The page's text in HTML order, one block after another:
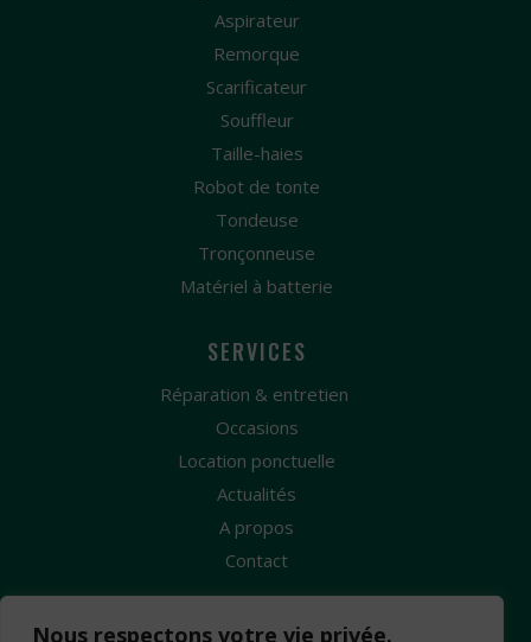
Nous respectons votre vie privée.
Aspirateur
Remorque
Scarificateur
Souffleur
Taille-haies
Robot de tonte
Tondeuse
Tronçonneuse
Matériel à batterie
SERVICES
Réparation & entretien
Occasions
Location ponctuelle
Actualités
A propos
Contact